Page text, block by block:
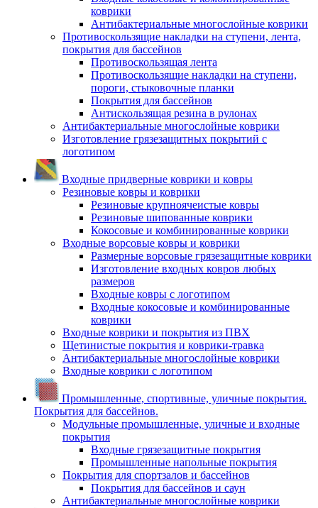
коврики
Антибактериальные многослойные коврики
Противоскользящие накладки на ступени, лента,
покрытия для бассейнов
Противоскользящая лента
Противоскользящие накладки на ступени,
пороги, стыковочные планки
Покрытия для бассейнов
Антискользящая резина в рулонах
Антибактериальные многослойные коврики
Изготовление грязезащитных покрытий с
логотипом
Входные придверные коврики и ковры
Резиновые ковры и коврики
Резиновые крупноячеистые ковры
Резиновые шипованные коврики
Кокосовые и комбинированные коврики
Входные ворсовые ковры и коврики
Размерные ворсовые грязезащитные коврики
Изготовление входных ковров любых
размеров
Входные ковры с логотипом
Входные кокосовые и комбинированные
коврики
Входные коврики и покрытия из ПВХ
Щетинистые покрытия и коврики-травка
Антибактериальные многослойные коврики
Входные коврики с логотипом
Промышленные, спортивные, уличные покрытия.
Покрытия для бассейнов.
Модульные промышленные, уличные и входные
покрытия
Входные грязезащитные покрытия
Промышленные напольные покрытия
Покрытия для спортзалов и бассейнов
Покрытия для бассейнов и саун
Антибактериальные многослойные коврики